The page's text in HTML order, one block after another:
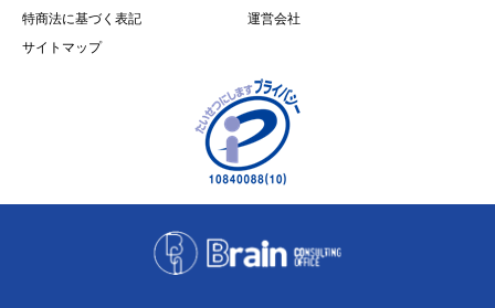
第７条（会員登録承認の取消）
ブレインは、会員が以下のいずれかに該当することがわ
（１）申込者が実在しないこと。
（２）申込の時点で、会員規約の違反等により入会申込
の不承諾を過去に受けたことがあること。
（３）申込の際の登録情報に、虚偽の記載、誤記又は遺
（４）申込をした時点で「かいけつＪサービス」、およ
びその他ブレインが提供するサービスに対する料金の支
５．個人情報の取扱いの委託について
委託することがあります。委託先にあたっては、弊社の
基準に基づいて個人情報の適切な管理を行っている事業
者を選択し、同事業者を監督するとともに、非開示契約
を締結することにより必要な個人情報の安全性を確保し
ご本人からの求めにより、弊社が保有する開示対象個人
情報の利用目的の通知・開示・内容の訂正・追加または
特商法に基づく表記
運営会社
サイトマップ